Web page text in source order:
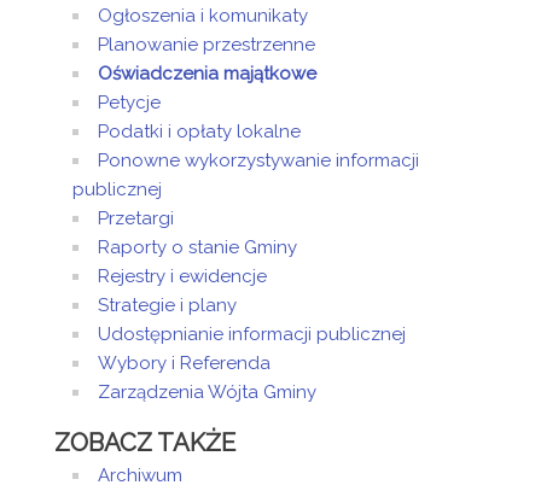
Dziecięcego w
Święciechowie
Izabela
pracownik
Gminnego
Ośrodka
Pomocy
Społecznej w
Święciechowie
Wioletta
Spychała -
Dyrektor Szkoły
Podstawowej w
Długiem Starem
Patryk
Wójta Gminy,
Sekretarz
Ogłoszenia i komunikaty
Planowanie przestrzenne
Oświadczenia majątkowe
Petycje
Podatki i opłaty lokalne
Ponowne wykorzystywanie informacji
publicznej
Przetargi
Raporty o stanie Gminy
Rejestry i ewidencje
Strategie i plany
Udostępnianie informacji publicznej
Wybory i Referenda
Zarządzenia Wójta Gminy
ZOBACZ TAKŻE
Archiwum